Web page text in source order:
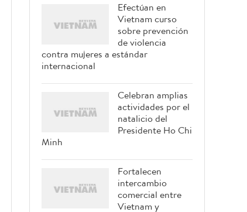
Efectúan en
Vietnam curso
sobre prevención
de violencia
contra mujeres a estándar
internacional
Celebran amplias
actividades por el
natalicio del
Presidente Ho Chi
Minh
Fortalecen
intercambio
comercial entre
Vietnam y